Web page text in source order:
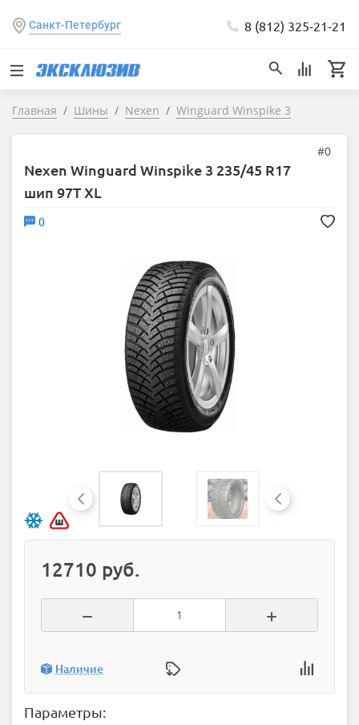
Санкт-Петербург 8 (812) 325-21-21
Главная Шины Nexen Winguard Winspike 3
#0
Nexen Winguard Winspike 3 235/45 R17
шип 97T XL
0
12710 руб.
Наличие
Параметры: